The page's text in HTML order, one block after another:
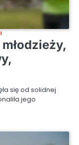
się od solidnej
jego